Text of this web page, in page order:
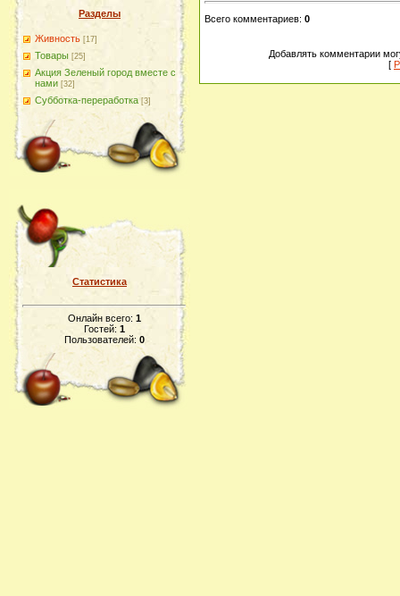
Разделы
Живность [17]
Товары [25]
Акция Зеленый город вместе с
нами [32]
Субботка-переработка [3]
Статистика
Онлайн всего: 1
Гостей: 1
Пользователей: 0
Всего комментариев: 0
Добавлять комментарии
[